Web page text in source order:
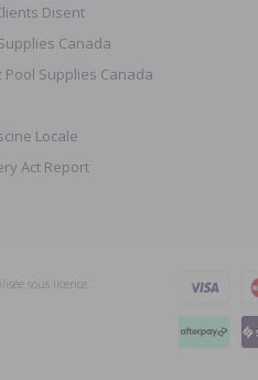
Disent
Canada
Pool Supplies Canada
Locale
Act Report
sous licence.